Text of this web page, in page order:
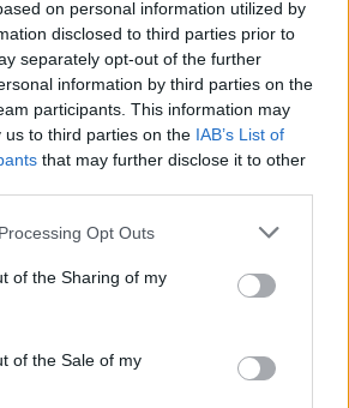
on personal information utilized by
disclosed to third parties prior to
separately opt-out of the further
information by third parties on the
participants. This information may
us to third parties on the IAB’s List of
that may further disclose it to other
website/app uses one or more Google
or usage behaviour. You may click to
to Google and its third-party tags to
specified purposes in below Google
Opt Outs
of the Sharing of my
of the Sale of my
3,90 €
alta visibilità Rossini Basic Hi-
Giallo, Arancione
( 0 recensioni )